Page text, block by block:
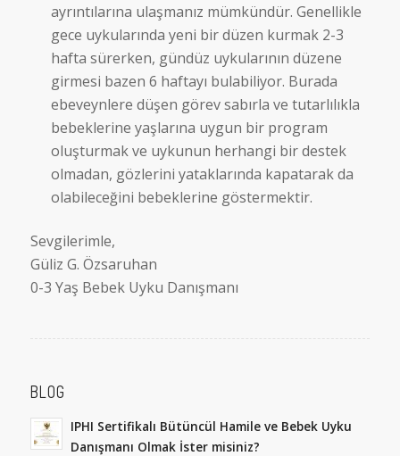
ayrıntılarına ulaşmanız mümkündür. Genellikle
gece uykularında yeni bir düzen kurmak 2-3
hafta sürerken, gündüz uykularının düzene
girmesi bazen 6 haftayı bulabiliyor. Burada
ebeveynlere düşen görev sabırla ve tutarlılıkla
bebeklerine yaşlarına uygun bir program
oluşturmak ve uykunun herhangi bir destek
olmadan, gözlerini yataklarında kapatarak da
olabileceğini bebeklerine göstermektir.
Sevgilerimle,
Güliz G. Özsaruhan
0-3 Yaş Bebek Uyku Danışmanı
BLOG
IPHI Sertifikalı Bütüncül Hamile ve Bebek Uyku
Danışmanı Olmak İster misiniz?